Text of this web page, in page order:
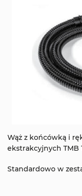
Wąż z końcówką i
ekstrakcyjnych TMB
Standardowo w